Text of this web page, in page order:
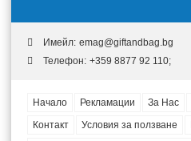
Имейл: emag@giftandbag.bg
Телефон: +359 8877 92 110;
Начало Рекламации За Нас
Контакт
Условия за ползване